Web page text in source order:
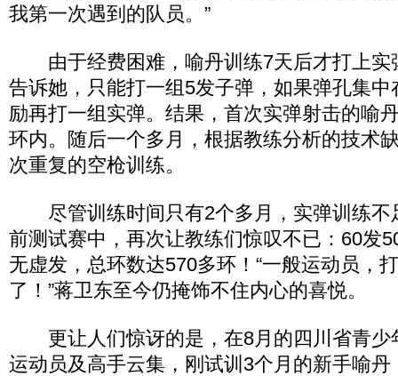
我第一次遇到的队员。”
由于经费困难，喻丹训练7天后才打上实
告诉她，只能打一组5发子弹，如果弹孔集
励再打一组实弹。结果，首次实弹射击的喻
环内。随后一个多月，根据教练分析的技术
次重复的空枪训练。
尽管训练时间只有2个多月，实弹训练不
前测试赛中，再次让教练们惊叹不已：60发
无虚发，总环数达570多环！“一般运动员，
了！”蒋卫东至今仍掩饰不住内心的喜悦。
更让人们惊讶的是，在8月的四川省青少
运动员及高手云集，刚试训3个月的新手喻